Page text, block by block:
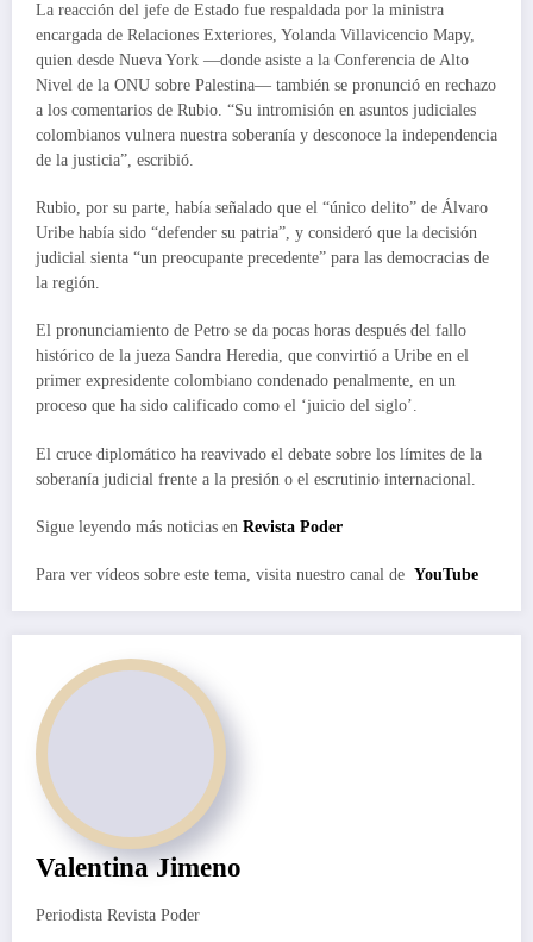
La reacción del jefe de Estado fue respaldada por la ministra
encargada de Relaciones Exteriores, Yolanda Villavicencio Mapy,
quien desde Nueva York —donde asiste a la Conferencia de Alto
Nivel de la ONU sobre Palestina— también se pronunció en rechazo
a los comentarios de Rubio. “Su intromisión en asuntos judiciales
colombianos vulnera nuestra soberanía y desconoce la independencia
de la justicia”, escribió.
Rubio, por su parte, había señalado que el “único delito” de Álvaro
Uribe había sido “defender su patria”, y consideró que la decisión
judicial sienta “un preocupante precedente” para las democracias de
la región.
El pronunciamiento de Petro se da pocas horas después del fallo
histórico de la jueza Sandra Heredia, que convirtió a Uribe en el
primer expresidente colombiano condenado penalmente, en un
proceso que ha sido calificado como el ‘juicio del siglo’.
El cruce diplomático ha reavivado el debate sobre los límites de la
soberanía judicial frente a la presión o el escrutinio internacional.
Sigue leyendo más noticias en Revista Poder
Para ver vídeos sobre este tema, visita nuestro canal de YouTube
Valentina Jimeno
Periodista Revista Poder